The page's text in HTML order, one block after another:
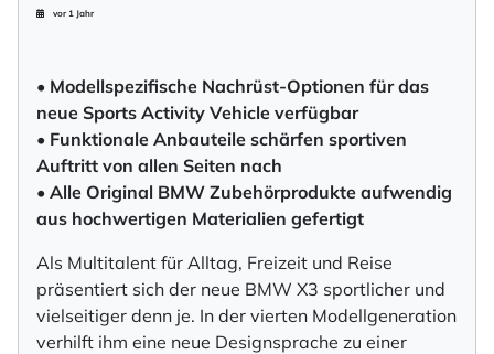
vor 1 Jahr
• Modellspezifische Nachrüst-Optionen für das
neue Sports Activity Vehicle verfügbar
• Funktionale Anbauteile schärfen sportiven
Auftritt von allen Seiten nach
• Alle Original BMW Zubehörprodukte aufwendig
aus hochwertigen Materialien gefertigt
Als Multitalent für Alltag, Freizeit und Reise
präsentiert sich der neue BMW X3 sportlicher und
vielseitiger denn je. In der vierten Modellgeneration
verhilft ihm eine neue Designsprache zu einer